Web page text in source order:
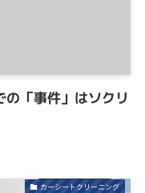
「事件」はソクリ
カーシートクリーニング